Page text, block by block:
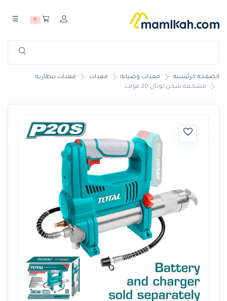
0
☰
الصفحة الرئيسية معدات وصيانة معدات
معدات ببطارية
مشحمة شحن توتال 20 فولت